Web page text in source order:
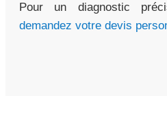
Pour un diagnostic
demandez votre devis